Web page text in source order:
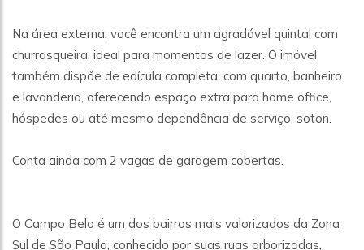
Na área externa, você encontra um agradável quintal com
churrasqueira, ideal para momentos de lazer. O imóvel
também dispõe de edícula completa, com quarto, banheiro
e lavanderia, oferecendo espaço extra para home office,
hóspedes ou até mesmo dependência de serviço, soton.
Conta ainda com 2 vagas de garagem cobertas.
O Campo Belo é um dos bairros mais valorizados da Zona
Sul de São Paulo, conhecido por suas ruas arborizadas,